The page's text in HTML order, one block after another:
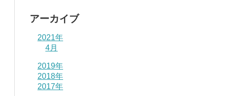
アーカイブ
2021年
4月
2019年
2018年
2017年